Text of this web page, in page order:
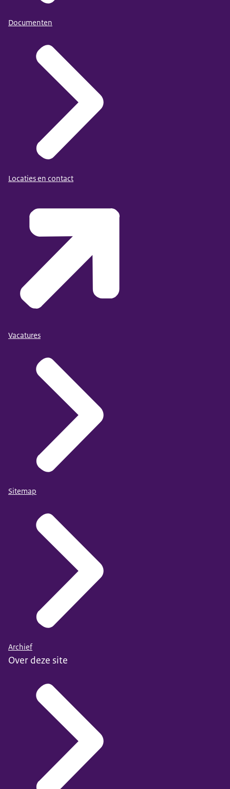
Documenten
Locaties en contact
Vacatures
Sitemap
Archief
Over deze site